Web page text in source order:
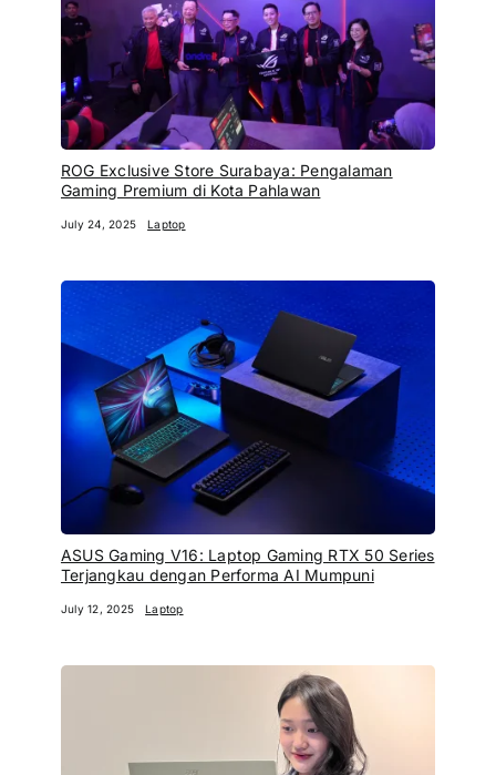
ROG Exclusive Store Surabaya: Pengalaman
Gaming Premium di Kota Pahlawan
July 24, 2025 Laptop
ASUS Gaming V16: Laptop Gaming RTX 50 Series
Terjangkau dengan Performa AI Mumpuni
July 12, 2025 Laptop